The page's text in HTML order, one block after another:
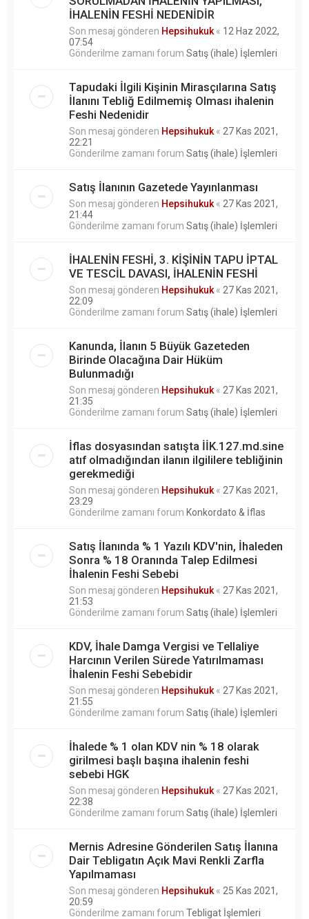
İHALENİN FESHİ NEDENİDİR
Son mesaj gönderen Hepsihukuk « 12 Haz 2022,
07:54
Gönderilme zamanı forum Satış (ihale) İşlemleri
Tapudaki İlgili Kişinin Mirasçılarına Satış
İlanını Tebliğ Edilmemiş Olması ihalenin
Feshi Nedenidir
Son mesaj gönderen Hepsihukuk « 27 Kas 2021,
22:21
Gönderilme zamanı forum Satış (ihale) İşlemleri
Satış İlanının Gazetede Yayınlanması
Son mesaj gönderen Hepsihukuk « 27 Kas 2021,
21:44
Gönderilme zamanı forum Satış (ihale) İşlemleri
İHALENİN FESHİ, 3. KİŞİNİN TAPU İPTAL
VE TESCİL DAVASI, İHALENİN FESHİ
Son mesaj gönderen Hepsihukuk « 27 Kas 2021,
22:09
Gönderilme zamanı forum Satış (ihale) İşlemleri
Kanunda, İlanın 5 Büyük Gazeteden
Birinde Olacağına Dair Hüküm
Bulunmadığı
Son mesaj gönderen Hepsihukuk « 27 Kas 2021,
21:35
Gönderilme zamanı forum Satış (ihale) İşlemleri
İflas dosyasından satışta İİK.127.md.sine
atıf olmadığından ilanın ilgililere tebliğinin
gerekmediği
Son mesaj gönderen Hepsihukuk « 27 Kas 2021,
23:29
Gönderilme zamanı forum Konkordato & İflas
Satış İlanında % 1 Yazılı KDV'nin, İhaleden
Sonra % 18 Oranında Talep Edilmesi
İhalenin Feshi Sebebi
Son mesaj gönderen Hepsihukuk « 27 Kas 2021,
21:53
Gönderilme zamanı forum Satış (ihale) İşlemleri
KDV, İhale Damga Vergisi ve Tellaliye
Harcının Verilen Sürede Yatırılmaması
İhalenin Feshi Sebebidir
Son mesaj gönderen Hepsihukuk « 27 Kas 2021,
21:55
Gönderilme zamanı forum Satış (ihale) İşlemleri
İhalede % 1 olan KDV nin % 18 olarak
girilmesi başlı başına ihalenin feshi
sebebi HGK
Son mesaj gönderen Hepsihukuk « 27 Kas 2021,
22:38
Gönderilme zamanı forum Satış (ihale) İşlemleri
Mernis Adresine Gönderilen Satış İlanına
Dair Tebligatın Açık Mavi Renkli Zarfla
Yapılmaması
Son mesaj gönderen Hepsihukuk « 25 Kas 2021,
20:59
Gönderilme zamanı forum Tebligat İşlemleri